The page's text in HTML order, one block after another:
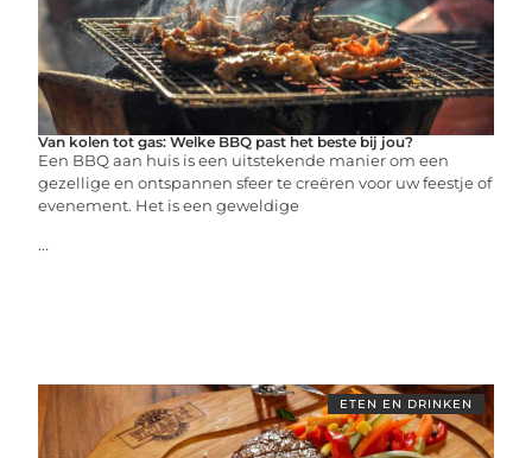
Van kolen tot gas: Welke BBQ past het beste bij jou?
Een BBQ aan huis is een uitstekende manier om een
gezellige en ontspannen sfeer te creëren voor uw feestje of
evenement. Het is een geweldige
...
ETEN EN DRINKEN